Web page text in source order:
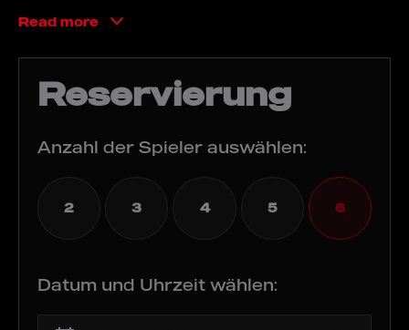
Dich in einem Reich voller Illusionen, in dem Kerzen sich
braue magische Tränke und begegne mystischen
außergewöhnliche Abenteuer begibst!
Die Zauberschule ist bedroht! Pack all Deinen Mut
zusammen, finde Deine innere Magie und vernichte die
Dich von der Magie leiten und begib Dich auf dieses
Read more
Reservierung
Anzahl der Spieler auswählen:
2 3 4 5 6
Datum und Uhrzeit wählen: